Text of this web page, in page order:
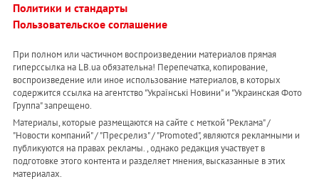
Политики и стандарты
Пользовательское соглашение
При полном или частичном воспроизведении материалов прямая
гиперссылка на LB.ua обязательна! Перепечатка, копирование,
воспроизведение или иное использование материалов, в которых
содержится ссылка на агентство "Українськi Новини" и "Украинская Фото
Группа" запрещено.
Материалы, которые размещаются на сайте с меткой "Реклама" /
"Новости компаний" / "Пресрелиз" / "Promoted", являются рекламными и
публикуются на правах рекламы. , однако редакция участвует в
подготовке этого контента и разделяет мнения, высказанные в этих
материалах.